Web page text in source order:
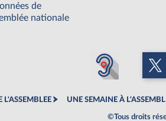
de
nationale
L'ASSEMBLEE UNE SEMAINE À
©Tous droits